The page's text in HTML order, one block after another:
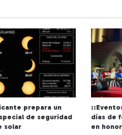
prepara un
de seguridad
solar
días de
en